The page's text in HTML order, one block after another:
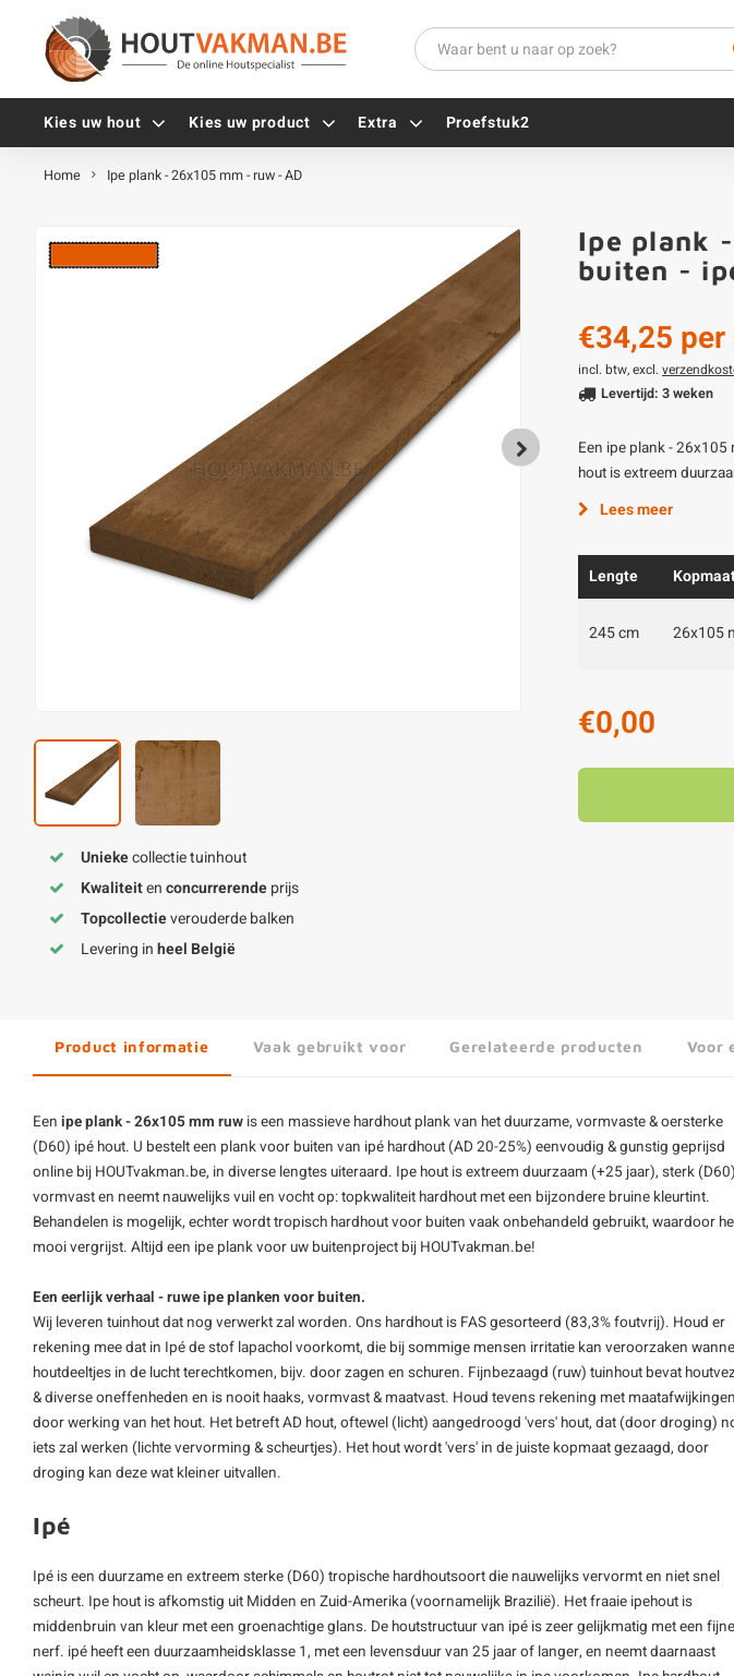
Kies uw hout Kies uw product Extra
Tellerkopschroeven
Gevelschroeven
Hoekankers
Terrasdragers
B-fix
Verbindingsstukken
Houten pennen
Blauwsteen sokkels
Proefstuk2
Home Ipe plank - 26x105 mm - ruw - AD
Uniekecollectie tuinhout
Kwaliteitenconcurrerendeprijs
Topcollectieverouderde balken
Levering inheel België
Ipe plank
buiten -
€34,25
incl. btw, excl.
Levertijd: 3 weken
Een ipe plank - 26x105
hout is extreem
Lees meer
Lengte
245 cm 26x105
€0,00
Product informatie Vaak gebruikt voor Gerelateerde producten Voor
Een ipe plank - 26x105 mm ruw is een massieve hardhout plankvan het duurzame, vormvaste & oersterke
(D60) ipé hout. U bestelt een plank voor buiten van ipé hardhout (AD 20-25%) eenvoudig & gunstig geprijsd
online bij HOUTvakman.be, in diverse lengtes uiteraard. Ipe hout is extreem duurzaam (+25 jaar), sterk
vormvast en neemt nauwelijks vuil en vocht op: topkwaliteit hardhout met een bijzondere bruine kleurtint.
Behandelen is mogelijk, echter wordt tropisch hardhout voor buiten vaak onbehandeld gebruikt, waardoor
mooi vergrijst. Altijd een ipe plank voor uw buitenproject bij HOUTvakman.be!
Een eerlijk verhaal - ruwe ipe planken voor buiten.
Wij leveren tuinhout dat nog verwerkt zal worden. Ons hardhout is FAS gesorteerd (83,3% foutvrij). Houd er
rekening mee dat in Ipé de stof lapachol voorkomt, die bij sommige mensen irritatie kan veroorzaken
houtdeeltjes in de lucht terechtkomen, bijv. door zagen en schuren. Fijnbezaagd (ruw) tuinhout bevat
& diverse oneffenheden en is nooit haaks, vormvast & maatvast. Houd tevens rekening met maatafwijkingen
door werking van het hout. Het betreft AD hout, oftewel (licht) aangedroogd 'vers' hout, dat (door droging)
iets zal werken (lichte vervorming & scheurtjes). Het hout wordt 'vers' in de juiste kopmaat gezaagd, door
droging kan deze wat kleiner uitvallen.
Ipé
Ipé is een duurzame en extreem sterke (D60) tropische hardhoutsoort die nauwelijks vervormt en niet snel
scheurt. Ipe hout is afkomstig uit Midden en Zuid-Amerika (voornamelijk Brazilië). Het fraaie ipehout is
middenbruin van kleur met een groenachtige glans. De houtstructuur van ipé is zeer gelijkmatig met een fijne
nerf. ipé heeft een duurzaamheidsklasse 1, met een levensduur van 25 jaar of langer, en neemt daarnaast